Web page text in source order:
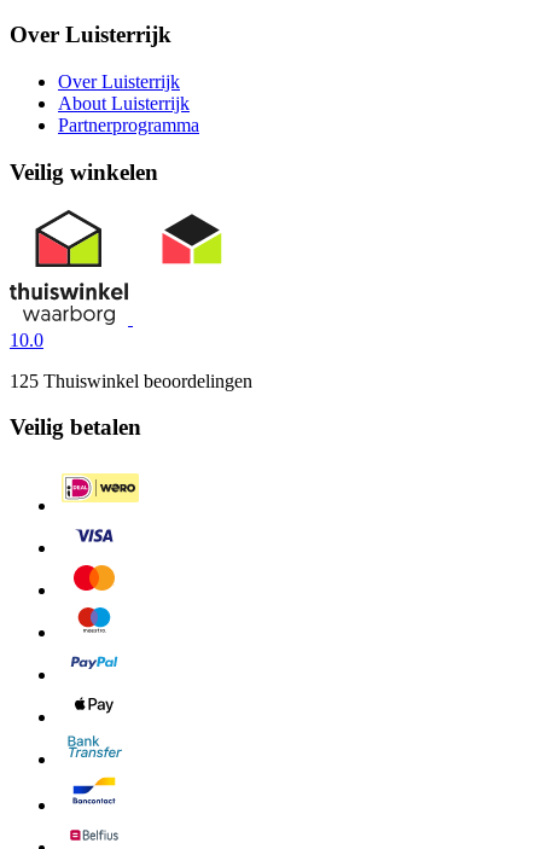
Over Luisterrijk
Over Luisterrijk
About Luisterrijk
Partnerprogramma
Veilig winkelen
10.0
125 Thuiswinkel beoordelingen
Veilig betalen